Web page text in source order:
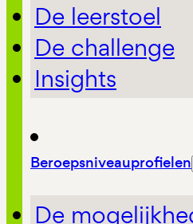
De leerstoel
De challenge
Insights
Beroepsniveauprofielen
De